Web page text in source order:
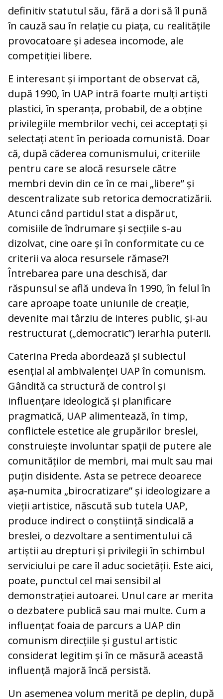
definitiv statutul său, fără a dori să îl pună
în cauză sau în relație cu piața, cu realitățile
provocatoare și adesea incomode, ale
competiției libere.
E interesant și important de observat că,
după 1990, în UAP intră foarte mulți artiști
plastici, în speranța, probabil, de a obține
privilegiile membrilor vechi, cei acceptați și
selectați atent în perioada comunistă. Doar
că, după căderea comunismului, criteriile
pentru care se alocă resursele către
membri devin din ce în ce mai „libere” și
descentralizate sub retorica democratizării.
Atunci când partidul stat a dispărut,
comisiile de îndrumare și secțiile s-au
dizolvat, cine oare și în conformitate cu ce
criterii va aloca resursele rămase?!
Întrebarea pare una deschisă, dar
răspunsul se află undeva în 1990, în felul în
care aproape toate uniunile de creație,
devenite mai târziu de interes public, și-au
restructurat („democratic”) ierarhia puterii.
Caterina Preda abordează și subiectul
esențial al ambivalenței UAP în comunism.
Gândită ca structură de control și
influențare ideologică și planificare
pragmatică, UAP alimentează, în timp,
conflictele estetice ale grupărilor breslei,
construiește involuntar spații de putere ale
comunităților de membri, mai mult sau mai
puțin disidente. Asta se petrece deoarece
așa-numita „birocratizare” și ideologizare a
vieții artistice, născută sub tutela UAP,
produce indirect o conștiință sindicală a
breslei, o dezvoltare a sentimentului că
artiștii au drepturi și privilegii în schimbul
serviciului pe care îl aduc societății. Este aici,
poate, punctul cel mai sensibil al
demonstrației autoarei. Unul care ar merita
o dezbatere publică sau mai multe. Cum a
influențat foaia de parcurs a UAP din
comunism direcțiile și gustul artistic
considerat legitim și în ce măsură această
influență majoră încă persistă.
Un asemenea volum merită pe deplin, după